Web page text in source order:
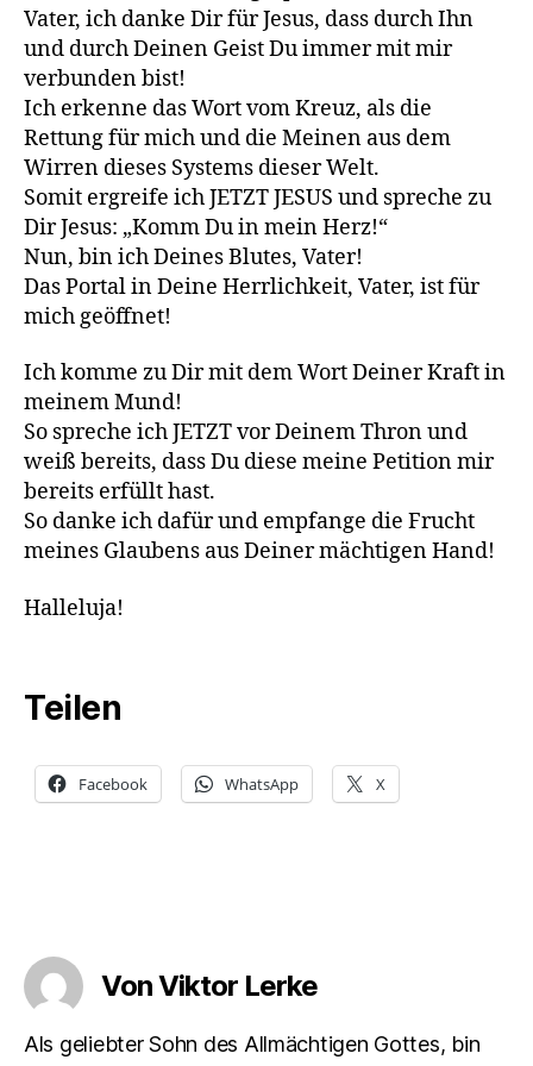
Vater, ich danke Dir für Jesus, dass durch Ihn
und durch Deinen Geist Du immer mit mir
verbunden bist!
Ich erkenne das Wort vom Kreuz, als die
Rettung für mich und die Meinen aus dem
Wirren dieses Systems dieser Welt.
Somit ergreife ich JETZT JESUS und spreche zu
Dir Jesus: „Komm Du in mein Herz!“
Nun, bin ich Deines Blutes, Vater!
Das Portal in Deine Herrlichkeit, Vater, ist für
mich geöffnet!
Ich komme zu Dir mit dem Wort Deiner Kraft in
meinem Mund!
So spreche ich JETZT vor Deinem Thron und
weiß bereits, dass Du diese meine Petition mir
bereits erfüllt hast.
So danke ich dafür und empfange die Frucht
meines Glaubens aus Deiner mächtigen Hand!
Halleluja!
Teilen
Facebook WhatsApp X
Von Viktor Lerke
Als geliebter Sohn des Allmächtigen Gottes, bin